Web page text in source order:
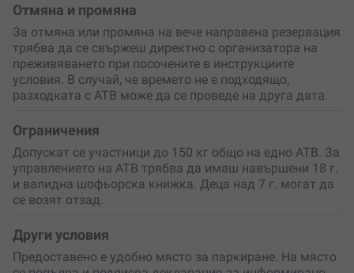
Отмяна и промяна
За отмяна или промяна на вече направена резервация
трябва да се свържеш директно с организатора на
преживяването при посочените в инструкциите
условия. В случай, че времето не е подходящо,
разходката с АТВ може да се проведе на друга дата.
Ограничения
Допускат се участници до 150 кг общо на едно АТВ. За
управлението на АТВ трябва да имаш навършени 18 г.
и валидна шофьорска книжка. Деца над 7 г. могат да
се возят отзад.
Други условия
Предоставено е удобно място за паркиране. На място